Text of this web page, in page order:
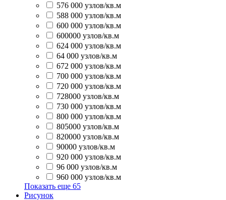
576 000 узлов/кв.м
588 000 узлов/кв.м
600 000 узлов/кв.м
600000 узлов/кв.м
624 000 узлов/кв.м
64 000 узлов/кв.м
672 000 узлов/кв.м
700 000 узлов/кв.м
720 000 узлов/кв.м
728000 узлов/кв.м
730 000 узлов/кв.м
800 000 узлов/кв.м
805000 узлов/кв.м
820000 узлов/кв.м
90000 узлов/кв.м
920 000 узлов/кв.м
96 000 узлов/кв.м
960 000 узлов/кв.м
Показать еще 65
Рисунок